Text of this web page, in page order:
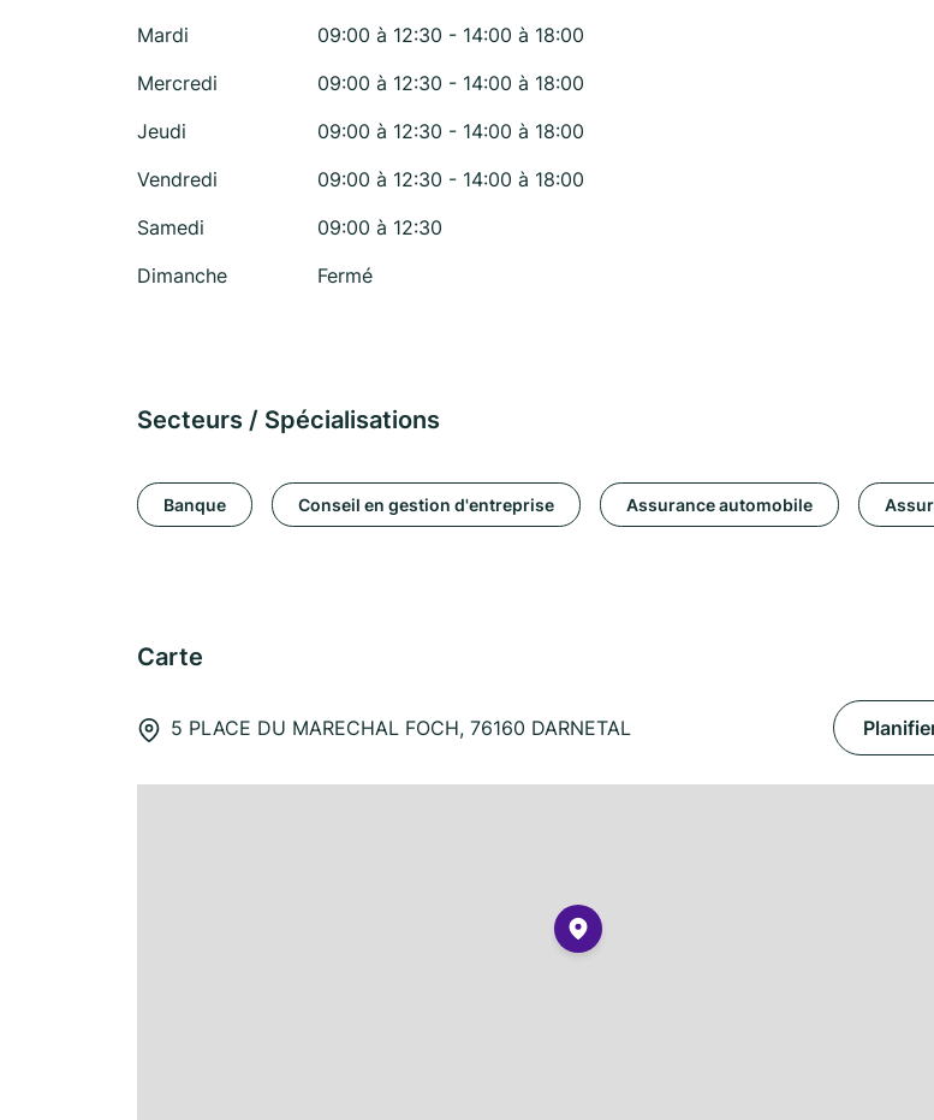
Mardi
09:00 à 12:30 - 14:00 à 18:00
Mercredi
09:00 à 12:30 - 14:00 à 18:00
Jeudi
09:00 à 12:30 - 14:00 à 18:00
Vendredi
09:00 à 12:30 - 14:00 à 18:00
Samedi
09:00 à 12:30
Dimanche
Fermé
Secteurs / Spécialisations
Banque Conseil en gestion d'entreprise Assurance automobile
Carte
5 PLACE DU MARECHAL FOCH, 76160 DARNETAL